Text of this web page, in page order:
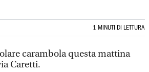
1 MINUTI DI LETTURA
carambola questa mattina
Caretti.